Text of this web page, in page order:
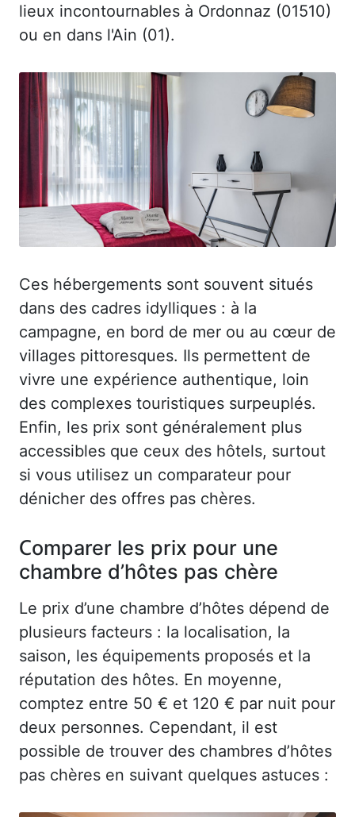
lieux incontournables à Ordonnaz (01510)
ou en dans l'Ain (01).
Ces hébergements sont souvent situés
dans des cadres idylliques : à la
campagne, en bord de mer ou au cœur de
villages pittoresques. Ils permettent de
vivre une expérience authentique, loin
des complexes touristiques surpeuplés.
Enfin, les prix sont généralement plus
accessibles que ceux des hôtels, surtout
si vous utilisez un comparateur pour
dénicher des offres pas chères.
Comparer les prix pour une
chambre d’hôtes pas chère
Le prix d’une chambre d’hôtes dépend de
plusieurs facteurs : la localisation, la
saison, les équipements proposés et la
réputation des hôtes. En moyenne,
comptez entre 50 € et 120 € par nuit pour
deux personnes. Cependant, il est
possible de trouver des chambres d’hôtes
pas chères en suivant quelques astuces :